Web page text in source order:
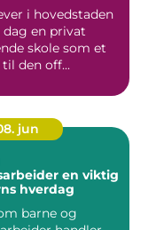
i hovedstaden
en privat
skole som et
den off...
jun
en viktig
hverdag
barne og